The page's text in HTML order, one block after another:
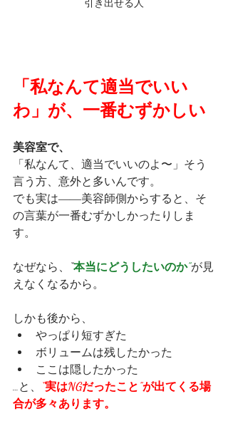
引き出せる人
「私なんて適当でいい
わ」が、一番むずかしい
美容室で、
「私なんて、適当でいいのよ〜」そう
言う方、意外と多いんです。
でも実は――美容師側からすると、そ
の言葉が一番むずかしかったりしま
す。
なぜなら、 “本当にどうしたいのか”が見
えなくなるから。
しかも後から、
やっぱり短すぎた
ボリュームは残したかった
ここは隠したかった
…と、
“実はNGだったこと”が出てくる場
合が多々あります。